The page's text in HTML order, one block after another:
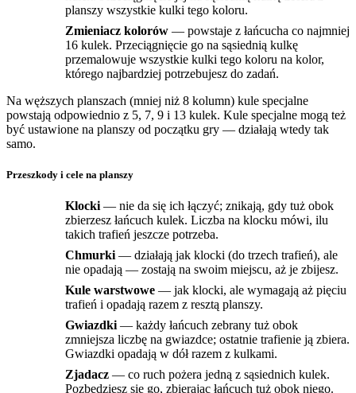
planszy wszystkie kulki tego koloru.
Zmieniacz kolorów — powstaje z łańcucha co najmniej
16 kulek. Przeciągnięcie go na sąsiednią kulkę
przemalowuje wszystkie kulki tego koloru na kolor,
którego najbardziej potrzebujesz do zadań.
Na węższych planszach (mniej niż 8 kolumn) kule specjalne
powstają odpowiednio z 5, 7, 9 i 13 kulek. Kule specjalne mogą też
być ustawione na planszy od początku gry — działają wtedy tak
samo.
Przeszkody i cele na planszy
Klocki — nie da się ich łączyć; znikają, gdy tuż obok
zbierzesz łańcuch kulek. Liczba na klocku mówi, ilu
takich trafień jeszcze potrzeba.
Chmurki — działają jak klocki (do trzech trafień), ale
nie opadają — zostają na swoim miejscu, aż je zbijesz.
Kule warstwowe — jak klocki, ale wymagają aż pięciu
trafień i opadają razem z resztą planszy.
Gwiazdki — każdy łańcuch zebrany tuż obok
zmniejsza liczbę na gwiazdce; ostatnie trafienie ją zbiera.
Gwiazdki opadają w dół razem z kulkami.
Zjadacz — co ruch pożera jedną z sąsiednich kulek.
Pozbędziesz się go, zbierając łańcuch tuż obok niego.